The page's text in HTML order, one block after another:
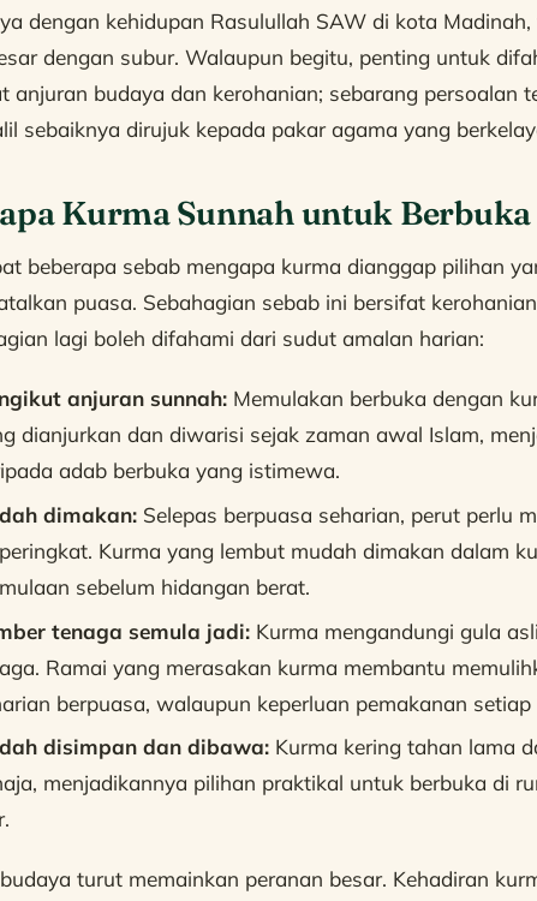
dengan kehidupan Rasulullah SAW di kota
dengan subur. Walaupun begitu, penting untuk
anjuran budaya dan kerohanian; sebarang persoalan
sebaiknya dirujuk kepada pakar agama yang
Kurma Sunnah untuk Berbuka
beberapa sebab mengapa kurma dianggap pilihan
puasa. Sebahagian sebab ini bersifat
lagi boleh difahami dari sudut amalan harian:
anjuran sunnah:Memulakan berbuka dengan
dianjurkan dan diwarisi sejak zaman awal Islam,
adab berbuka yang istimewa.
dimakan:Selepas berpuasa seharian, perut perlu
Kurma yang lembut mudah dimakan dalam
sebelum hidangan berat.
tenaga semula jadi:Kurma mengandungi gula
Ramai yang merasakan kurma membantu
berpuasa, walaupun keperluan pemakanan setiap
disimpan dan dibawa:Kurma kering tahan lama
menjadikannya pilihan praktikal untuk berbuka di
turut memainkan peranan besar. Kehadiran